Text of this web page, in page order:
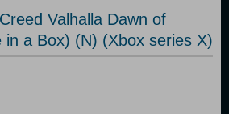
Valhalla Dawn of
in a Box) (N) (Xbox series X)